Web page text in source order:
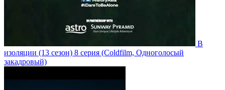
В
изоляции (13 сезон) 8 серия (Coldfilm, Одноголосый
закадровый)